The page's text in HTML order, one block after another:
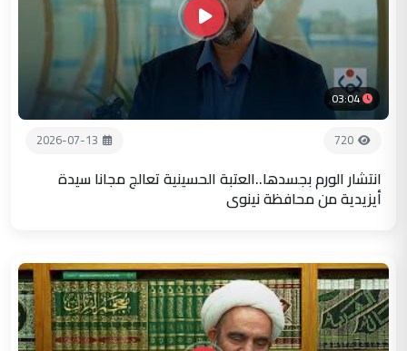
03:04
720
2026-07-13
انتشار الورم بجسدها..العتبة الحسينية تعالج مجانا سيدة
أيزيدية من محافظة نينوى